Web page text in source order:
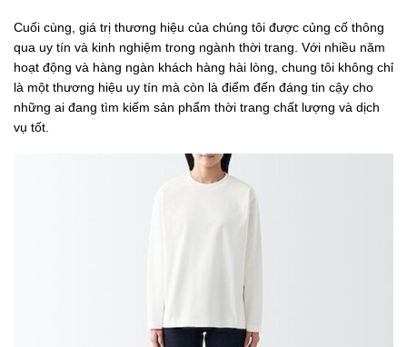
Cuối cùng, giá trị thương hiệu của chúng tôi được củng cố thông
qua uy tín và kinh nghiệm trong ngành thời trang. Với nhiều năm
hoạt động và hàng ngàn khách hàng hài lòng, chung tôi không chỉ
là một thương hiệu uy tín mà còn là điểm đến đáng tin cậy cho
những ai đang tìm kiếm sản phẩm thời trang chất lượng và dịch
vụ tốt.